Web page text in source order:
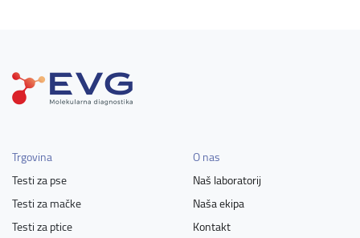
Trgovina
Testi za pse
Testi za mačke
Testi za ptice
O nas
Naš laboratorij
Naša ekipa
Kontakt